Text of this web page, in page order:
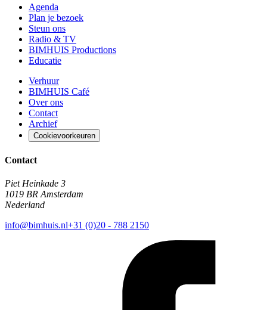
Agenda
Plan je bezoek
Steun ons
Radio & TV
BIMHUIS Productions
Educatie
Verhuur
BIMHUIS Café
Over ons
Contact
Archief
Cookievoorkeuren
Contact
Piet Heinkade 3
1019 BR Amsterdam
Nederland
info@bimhuis.nl+31 (0)20 - 788 2150